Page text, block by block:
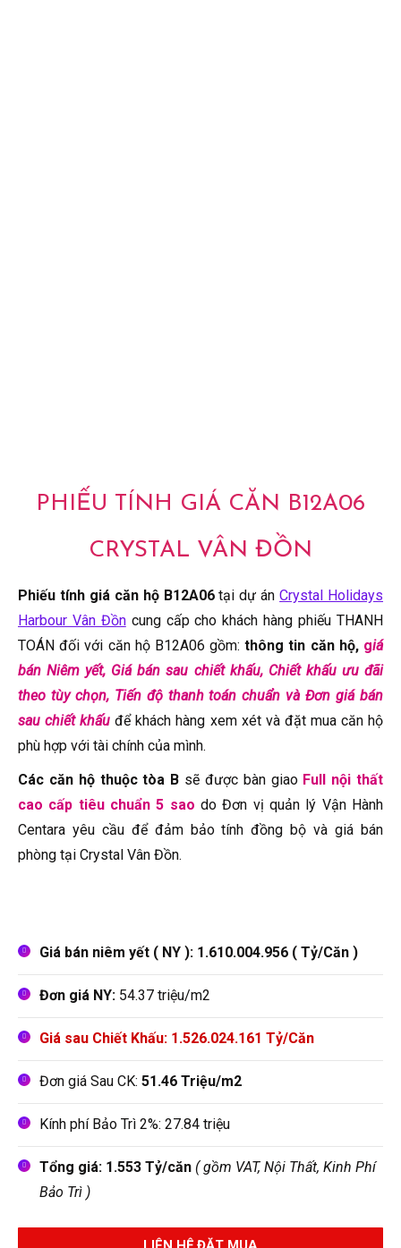
PHIẾU TÍNH GIÁ CĂN B12A06
CRYSTAL VÂN ĐỒN
Phiếu tính giá căn hộ B12A06tại dự ánCrystal Holidays
Harbour Vân Đồncung cấp cho khách hàng phiếu THANH
TOÁN đối với căn hộ B12A06 gồm:thông tin căn hộ,giá
bán Niêm yết, Giá bán sau chiết khấu, Chiết khấu ưu đãi
theo tùy chọn, Tiến độ thanh toán chuẩn và Đơn giá bán
sau chiết khấu để khách hàng xem xét và đặt mua căn hộ
phù hợp với tài chính của mình.
Các căn hộ thuộc tòa B sẽ được bàn giao Full nội thất
cao cấp tiêu chuẩn 5 sao do Đơn vị quản lý Vận Hành
Centara yêu cầu để đảm bảo tính đồng bộ và giá bán
phòng tại Crystal Vân Đồn.
Giá bán niêm yết ( NY ): 1.610.004.956 ( Tỷ/Căn )
Đơn giá NY: 54.37 triệu/m2
Giá sau Chiết Khấu: 1.526.024.161 Tỷ/Căn
Đơn giá Sau CK: 51.46 Triệu/m2
Kính phí Bảo Trì 2%: 27.84 triệu
Tổng giá: 1.553 Tỷ/căn ( gồm VAT, Nội Thất, Kinh Phí
Bảo Trì )